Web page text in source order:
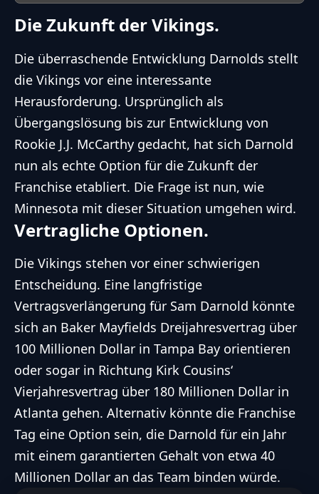
Die Zukunft der Vikings.
Die überraschende Entwicklung Darnolds stellt
die Vikings vor eine interessante
Herausforderung. Ursprünglich als
Übergangslösung bis zur Entwicklung von
Rookie J.J. McCarthy gedacht, hat sich Darnold
nun als echte Option für die Zukunft der
Franchise etabliert. Die Frage ist nun, wie
Minnesota mit dieser Situation umgehen wird.
Vertragliche Optionen.
Die Vikings stehen vor einer schwierigen
Entscheidung. Eine langfristige
Vertragsverlängerung für Sam Darnold könnte
sich an Baker Mayfields Dreijahresvertrag über
100 Millionen Dollar in Tampa Bay orientieren
oder sogar in Richtung Kirk Cousins‘
Vierjahresvertrag über 180 Millionen Dollar in
Atlanta gehen. Alternativ könnte die Franchise
Tag eine Option sein, die Darnold für ein Jahr
mit einem garantierten Gehalt von etwa 40
Millionen Dollar an das Team binden würde.